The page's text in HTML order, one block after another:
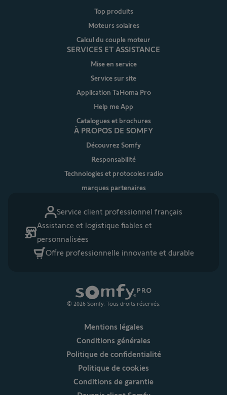
© 2026 Somfy. Tous droits réservés.
Service client professionnel français
Assistance et logistique fiables et
personnalisées
Offre professionnelle innovante et durable
Top produits
Moteurs solaires
Calcul du couple moteur
SERVICES ET ASSISTANCE
Mise en service
Service sur site
Application TaHoma Pro
Help me App
Catalogues et brochures
À PROPOS DE SOMFY
Découvrez Somfy
Responsabilité
Technologies et protocoles radio
marques partenaires
Mentions légales
Conditions générales
Politique de confidentialité
Politique de cookies
Conditions de garantie